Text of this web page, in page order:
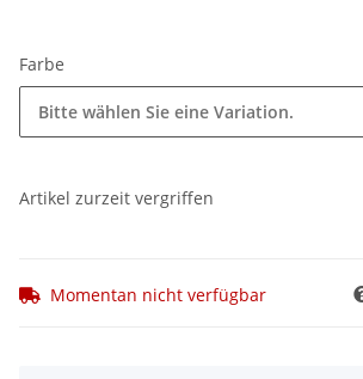
Farbe
Bitte wählen Sie eine Variation.
Artikel zurzeit vergriffen
Momentan nicht verfügbar